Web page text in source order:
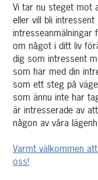
Vi tar nu steget mot
eller vill bli
om något i ditt liv
dig som intressent
som har med din
som ett steg på
som ännu inte har
är intresserade av
någon av våra
Varmt välkommen
oss!